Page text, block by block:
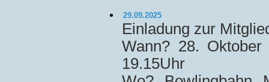
29.09.2025
Einladung zur
Wann? 28.
19.15Uhr